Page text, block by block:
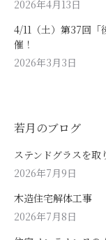
2026年4月13日
4/11（土）第37回
催！
2026年3月3日
若月のブログ
ステンドグラスを取
2026年7月9日
木造住宅解体工事
2026年7月8日